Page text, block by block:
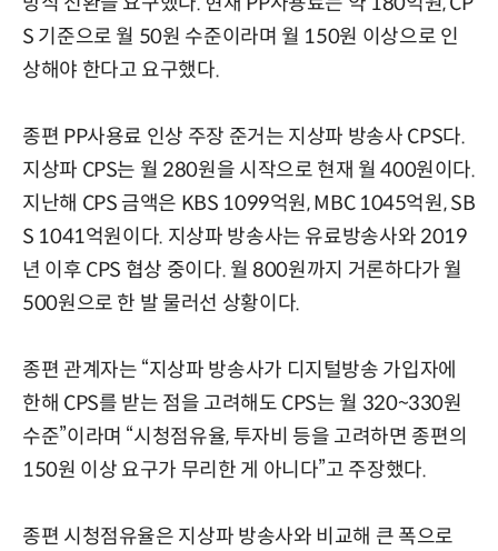
S 기준으로 월 50원 수준이라며 월 150원 이상으로 인
상해야 한다고 요구했다.
종편 PP사용료 인상 주장 준거는 지상파 방송사 CPS다.
지상파 CPS는 월 280원을 시작으로 현재 월 400원이다.
지난해 CPS 금액은 KBS 1099억원, MBC 1045억원, SB
S 1041억원이다. 지상파 방송사는 유료방송사와 2019
년 이후 CPS 협상 중이다. 월 800원까지 거론하다가 월
500원으로 한 발 물러선 상황이다.
종편 관계자는 “지상파 방송사가 디지털방송 가입자에
한해 CPS를 받는 점을 고려해도 CPS는 월 320~330원
수준”이라며 “시청점유율, 투자비 등을 고려하면 종편의
150원 이상 요구가 무리한 게 아니다”고 주장했다.
종편 시청점유율은 지상파 방송사와 비교해 큰 폭으로